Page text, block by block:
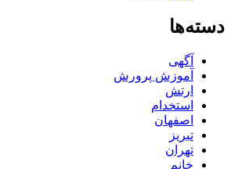
دسته‌ها
آگهی
آموزش پرورش
ارتش
استخدام
اصفهان
تبریز
تهران
خانم